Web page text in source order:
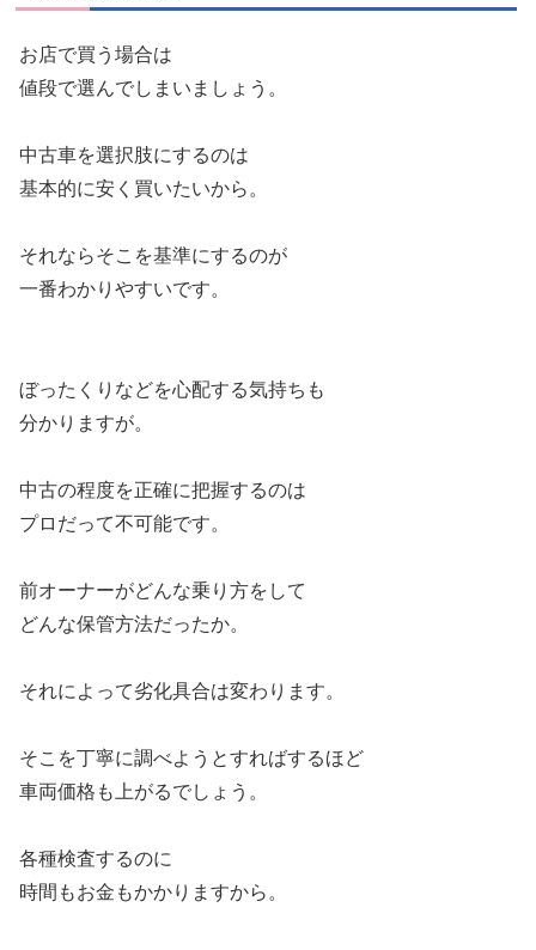
お店で買う場合は
値段で選んでしまいましょう。
中古車を選択肢にするのは
基本的に安く買いたいから。
それならそこを基準にするのが
一番わかりやすいです。
ぼったくりなどを心配する気持ちも
分かりますが。
中古の程度を正確に把握するのは
プロだって不可能です。
前オーナーがどんな乗り方をして
どんな保管方法だったか。
それによって劣化具合は変わります。
そこを丁寧に調べようとすればするほど
車両価格も上がるでしょう。
各種検査するのに
時間もお金もかかりますから。